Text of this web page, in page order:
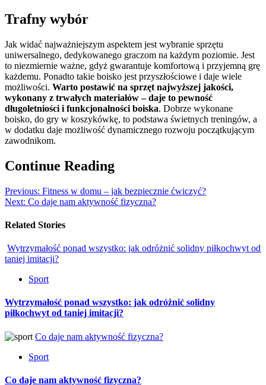
Trafny wybór
Jak widać najważniejszym aspektem jest wybranie sprzętu
uniwersalnego, dedykowanego graczom na każdym poziomie. Jest
to niezmiernie ważne, gdyż gwarantuje komfortową i przyjemną grę
każdemu. Ponadto takie boisko jest przyszłościowe i daje wiele
możliwości. Warto postawić na sprzęt najwyższej jakości,
wykonany z trwałych materiałów – daje to pewność
długoletniości i funkcjonalności boiska. Dobrze wykonane
boisko, do gry w koszykówkę, to podstawa świetnych treningów, a
w dodatku daje możliwość dynamicznego rozwoju początkującym
zawodnikom.
Continue Reading
Previous: Fitness w domu – jak bezpiecznie ćwiczyć?
Next: Co daje nam aktywność fizyczna?
Related Stories
Wytrzymałość ponad wszystko: jak odróżnić solidny piłkochwyt od
taniej imitacji?
Sport
Wytrzymałość ponad wszystko: jak odróżnić solidny
piłkochwyt od taniej imitacji?
Co daje nam aktywność fizyczna?
Sport
Co daje nam aktywność fizyczna?